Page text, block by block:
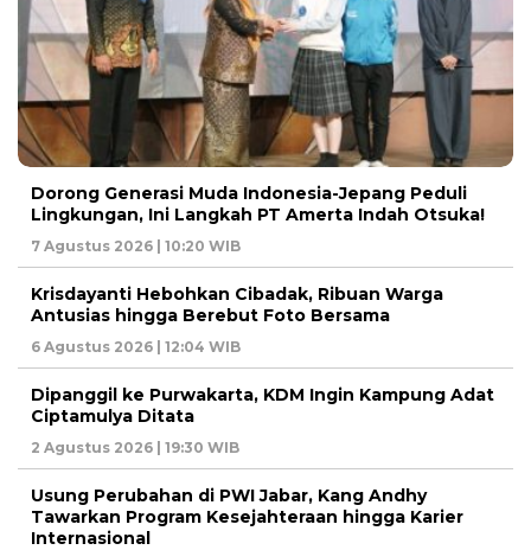
Dorong Generasi Muda Indonesia-Jepang Peduli
Lingkungan, Ini Langkah PT Amerta Indah Otsuka!
7 Agustus 2026 | 10:20 WIB
Krisdayanti Hebohkan Cibadak, Ribuan Warga
Antusias hingga Berebut Foto Bersama
6 Agustus 2026 | 12:04 WIB
Dipanggil ke Purwakarta, KDM Ingin Kampung Adat
Ciptamulya Ditata
2 Agustus 2026 | 19:30 WIB
Usung Perubahan di PWI Jabar, Kang Andhy
Tawarkan Program Kesejahteraan hingga Karier
Internasional